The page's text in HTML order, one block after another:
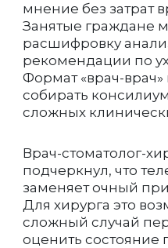
мнение без затрат
Занятые граждане
расшифровку
рекомендации по
Формат «врач-
собирать
сложных
Врач-стоматолог-
подчеркнул, что
заменяет очный
Для хирурга это
сложный случай
оценить состояние